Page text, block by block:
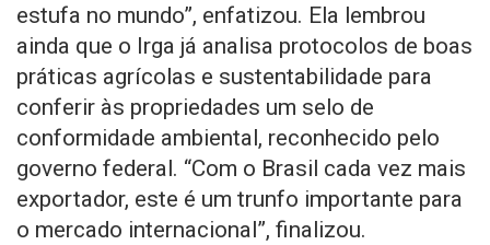
estufa no mundo”, enfatizou. Ela lembrou
ainda que o Irga já analisa protocolos de boas
práticas agrícolas e sustentabilidade para
conferir às propriedades um selo de
conformidade ambiental, reconhecido pelo
governo federal. “Com o Brasil cada vez mais
exportador, este é um trunfo importante para
o mercado internacional”, finalizou.